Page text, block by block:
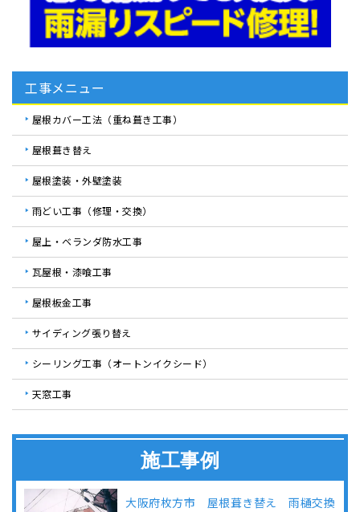
工事メニュー
屋根カバー工法（重ね葺き工事）
屋根葺き替え
屋根塗装・外壁塗装
雨どい工事（修理・交換）
屋上・ベランダ防水工事
瓦屋根・漆喰工事
屋根板金工事
サイディング張り替え
シーリング工事（オートンイクシード）
天窓工事
施工事例
大阪府枚方市 屋根葺き替え 雨樋交換